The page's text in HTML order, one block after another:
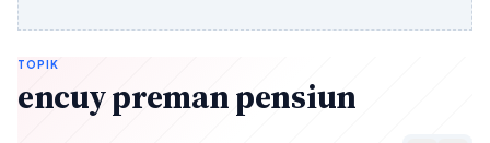
TOPIK
encuy preman pensiun